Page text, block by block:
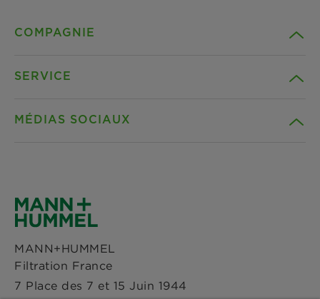
COMPAGNIE
Actualités & Presse
Sites
SERVICE
Déclaration de confidentialité
MÉDIAS SOCIAUX
Instagram
LinkedIn
MANN+HUMMEL
Filtration France
7 Place des 7 et 15 Juin 1944